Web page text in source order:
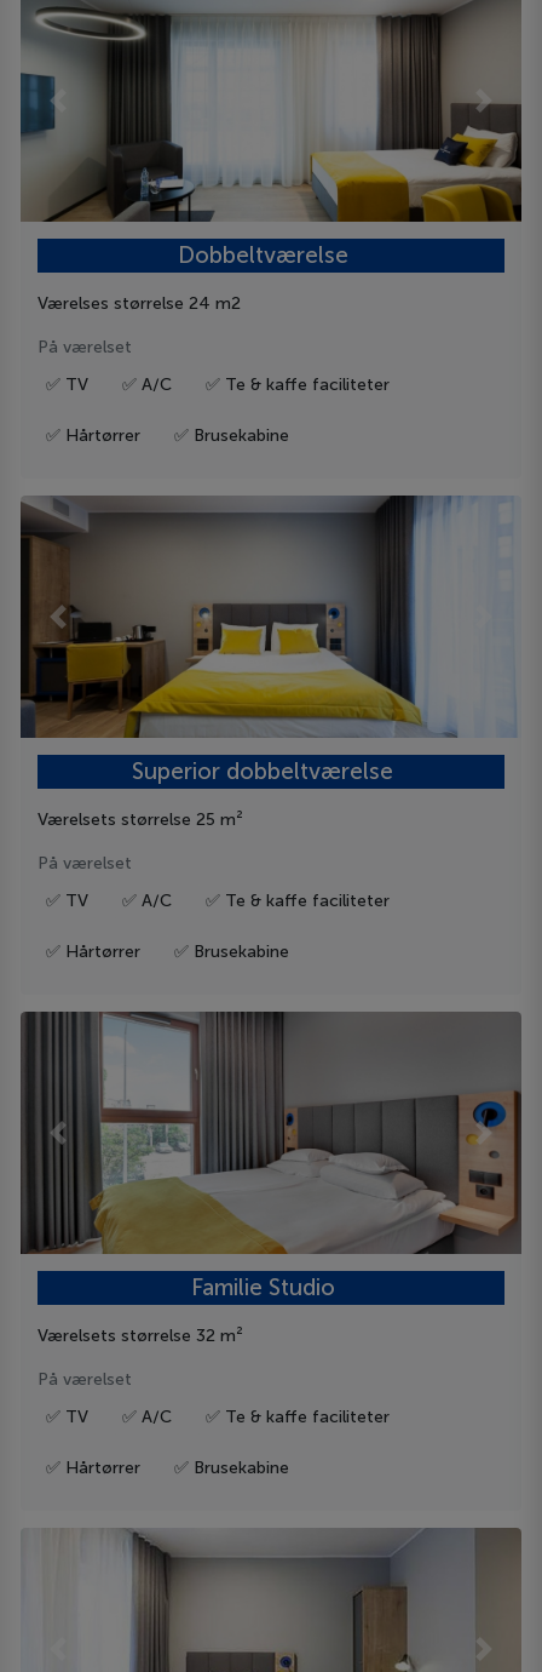
Next
Dobbeltværelse
Værelses størrelse 24 m2
På værelset
✅ TV
✅ A/C ✅ Te & kaffe faciliteter
✅ Hårtørrer ✅ Brusekabine
Previous
Superior dobbeltværelse
Værelsets størrelse 25 m²
På værelset
✅ TV
✅ A/C ✅ Te & kaffe faciliteter
✅ Hårtørrer ✅ Brusekabine
Previous Next
Familie Studio
Værelsets størrelse 32 m²
På værelset
✅ TV
✅ A/C ✅ Te & kaffe faciliteter
✅ Hårtørrer ✅ Brusekabine
Next